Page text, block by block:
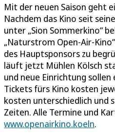
Mit der neuen Saison geht
Nachdem das Kino seit
unter „Sion Sommerkino“
„Naturstrom Open-Air-
des Hauptsponsors zu
läuft jetzt Mühlen Kölsch
und neue Einrichtung
Tickets fürs Kino kosten
kosten unterschiedlich und
Zeiten. Alle Termine und
www.openairkino.koeln.